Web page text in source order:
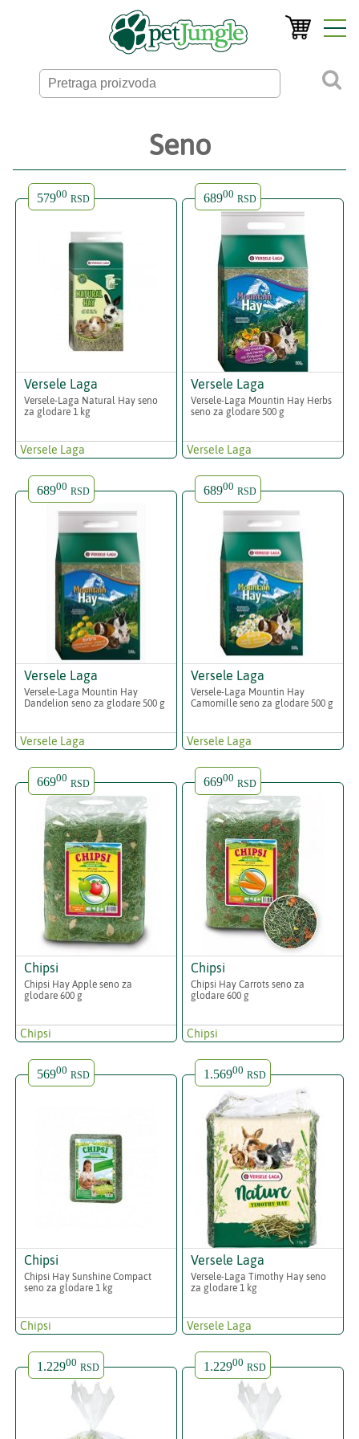
Seno
57900 RSD
Versele Laga
Versele-Laga Natural Hay seno
za glodare 1 kg
Versele Laga
68900 RSD
Versele Laga
Versele-Laga Mountin Hay Herbs
seno za glodare 500 g
Versele Laga
68900 RSD
Versele Laga
Versele-Laga Mountin Hay
Dandelion seno za glodare 500 g
Versele Laga
68900 RSD
Versele Laga
Versele-Laga Mountin Hay
Camomille seno za glodare 500 g
Versele Laga
66900 RSD
Chipsi
Chipsi Hay Apple seno za
glodare 600 g
Chipsi
66900 RSD
Chipsi
Chipsi Hay Carrots seno za
glodare 600 g
Chipsi
56900 RSD
Chipsi
Chipsi Hay Sunshine Compact
seno za glodare 1 kg
Chipsi
1.56900 RSD
Versele Laga
Versele-Laga Timothy Hay seno
za glodare 1 kg
Versele Laga
1.22900 RSD 1.22900 RSD